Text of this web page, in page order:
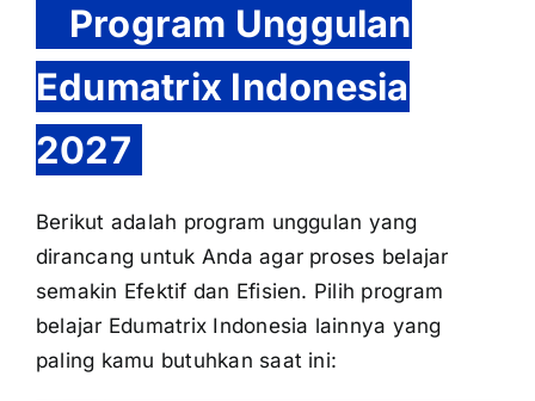
Program Unggulan
Edumatrix Indonesia
2027
Berikut adalah program unggulan yang
dirancang untuk Anda agar proses belajar
semakin Efektif dan Efisien. Pilih program
belajar Edumatrix Indonesia lainnya yang
paling kamu butuhkan saat ini: